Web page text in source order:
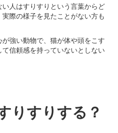
人はすりすりという言葉からど
際の様子を見たことがない方も
強い動物で、猫が体や頭をこす
信頼感を持っていないとしない
りすりする？